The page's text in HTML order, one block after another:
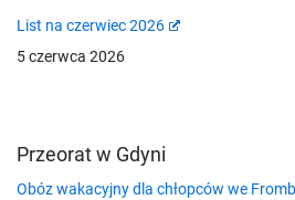
List na czerwiec 2026
5 czerwca 2026
Przeorat w Gdyni
Obóz wakacyjny dla chłopców we